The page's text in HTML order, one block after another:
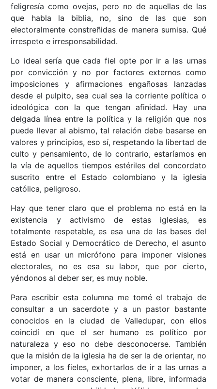
feligresía como ovejas, pero no de aquellas de las
que habla la biblia, no, sino de las que son
electoralmente constreñidas de manera sumisa. Qué
irrespeto e irresponsabilidad.
Lo ideal sería que cada fiel opte por ir a las urnas
por convicción y no por factores externos como
imposiciones y afirmaciones engañosas lanzadas
desde el pulpito, sea cual sea la corriente política o
ideológica con la que tengan afinidad. Hay una
delgada línea entre la política y la religión que nos
puede llevar al abismo, tal relación debe basarse en
valores y principios, eso sí, respetando la libertad de
culto y pensamiento, de lo contrario, estaríamos en
la vía de aquellos tiempos estériles del concordato
suscrito entre el Estado colombiano y la iglesia
católica, peligroso.
Hay que tener claro que el problema no está en la
existencia y activismo de estas iglesias, es
totalmente respetable, es esa una de las bases del
Estado Social y Democrático de Derecho, el asunto
está en usar un micrófono para imponer visiones
electorales, no es esa su labor, que por cierto,
yéndonos al deber ser, es muy noble.
Para escribir esta columna me tomé el trabajo de
consultar a un sacerdote y a un pastor bastante
conocidos en la ciudad de Valledupar, con ellos
coincidí en que el ser humano es político por
naturaleza y eso no debe desconocerse. También
que la misión de la iglesia ha de ser la de orientar, no
imponer, a los fieles, exhortarlos de ir a las urnas a
votar de manera consciente, plena, libre, informada